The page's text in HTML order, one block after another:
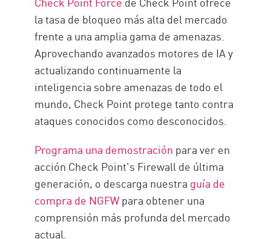
la tasa de bloqueo más alta del mercado
frente a una amplia gama de amenazas.
Aprovechando avanzados motores de IA y
actualizando continuamente la
inteligencia sobre amenazas de todo el
mundo, Check Point protege tanto contra
ataques conocidos como desconocidos.
Programa una demostración para ver en
acción Check Point's Firewall de última
generación, o descarga nuestra guía de
compra de NGFWpara obtener una
comprensión más profunda del mercado
actual.